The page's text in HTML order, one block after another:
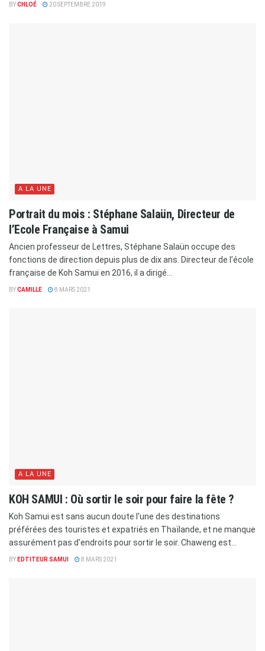
BYCHLOÉ 20 SEPTEMBRE 2019
A LA UNE
Portrait du mois : Stéphane Salaün, Directeur de
l’Ecole Française à Samui
Ancien professeur de Lettres, Stéphane Salaün occupe des
fonctions de direction depuis plus de dix ans. Directeur de l’école
française de Koh Samui en 2016, il a dirigé...
BYCAMILLE 8 MARS 2021
A LA UNE
KOH SAMUI : Où sortir le soir pour faire la fête ?
Koh Samui est sans aucun doute l'une des destinations
préférées des touristes et expatriés en Thaïlande, et ne manque
assurément pas d'endroits pour sortir le soir. Chaweng est...
BY EDTITEUR SAMUI 8 MARS 2021